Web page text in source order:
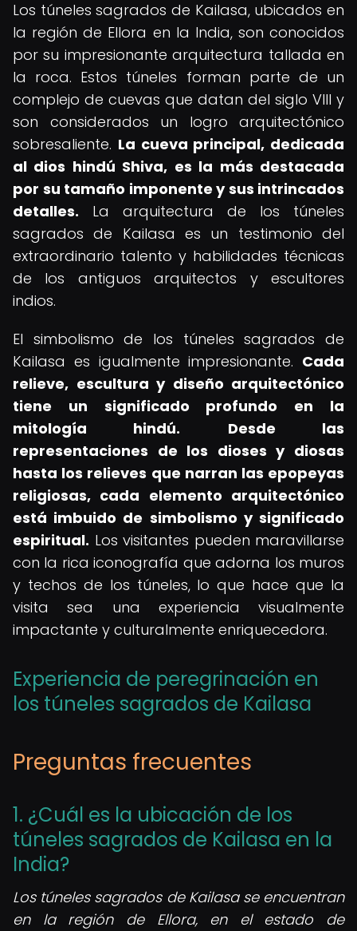
Los túneles sagrados de Kailasa, ubicados en
la región de Ellora en la India, son conocidos
por su impresionante arquitectura tallada en
la roca. Estos túneles forman parte de un
complejo de cuevas que datan del siglo VIII y
son considerados un logro arquitectónico
sobresaliente. La cueva principal, dedicada
al dios hindú Shiva, es la más destacada
por su tamaño imponente y sus intrincados
detalles. La arquitectura de los túneles
sagrados de Kailasa es un testimonio del
extraordinario talento y habilidades técnicas
de los antiguos arquitectos y escultores
indios.
El simbolismo de los túneles sagrados de
Kailasa es igualmente impresionante. Cada
relieve, escultura y diseño arquitectónico
tiene un significado profundo en la
mitología hindú.
Desde las
representaciones de los dioses y diosas
hasta los relieves que narran las epopeyas
religiosas, cada elemento arquitectónico
está imbuido de simbolismo y significado
espiritual. Los visitantes pueden maravillarse
con la rica iconografía que adorna los muros
y techos de los túneles, lo que hace que la
visita sea una experiencia visualmente
impactante y culturalmente enriquecedora.
Experiencia de peregrinación en
los túneles sagrados de Kailasa
Preguntas frecuentes
1. ¿Cuál es la ubicación de los
túneles sagrados de Kailasa en la
India?
Los túneles sagrados de Kailasa se encuentran
en la región de Ellora, en el estado de